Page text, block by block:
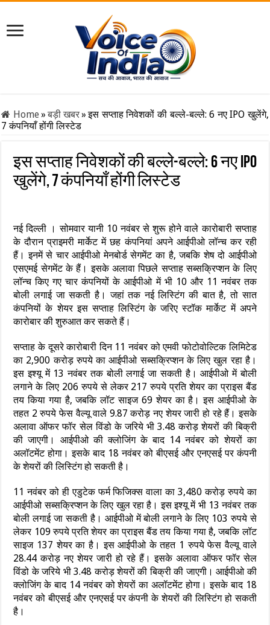
Home»बड़ी खबर» इस सप्ताह निवेशकों की बल्ले-बल्ले: 6 नए IPO खुलेंगे,
7 कंपनियाँ होंगी लिस्टेड
इस सप्ताह निवेशकों की बल्ले-बल्ले: 6 नए IPO
खुलेंगे, 7 कंपनियाँ होंगी लिस्टेड
नई दिल्ली । सोमवार यानी 10 नवंबर से शुरू होने वाले कारोबारी सप्ताह
के दौरान प्राइमरी मार्केट में छह कंपनियां अपने आईपीओ लॉन्च कर रही
हैं। इनमें से चार आईपीओ मेनबोर्ड सेगमेंट का है, जबकि शेष दो आईपीओ
एसएमई सेगमेंट के हैं। इसके अलावा पिछले सप्ताह सब्सक्रिप्शन के लिए
लॉन्च किए गए चार कंपनियों के आईपीओ में भी 10 और 11 नवंबर तक
बोली लगाई जा सकती है। जहां तक नई लिस्टिंग की बात है, तो सात
कंपनियों के शेयर इस सप्ताह लिस्टिंग के जरिए स्टॉक मार्केट में अपने
कारोबार की शुरुआत कर सकते हैं।
सप्ताह के दूसरे कारोबारी दिन 11 नवंबर को एमवी फोटोवोल्टिक लिमिटेड
का 2,900 करोड़ रुपये का आईपीओ सब्सक्रिप्शन के लिए खुल रहा है।
इस इश्यू में 13 नवंबर तक बोली लगाई जा सकती है। आईपीओ में बोली
लगाने के लिए 206 रुपये से लेकर 217 रुपये प्रति शेयर का प्राइस बैंड
तय किया गया है, जबकि लॉट साइज 69 शेयर का है। इस आईपीओ के
तहत 2 रुपये फेस वैल्यू वाले 9.87 करोड़ नए शेयर जारी हो रहे हैं। इसके
अलावा ऑफर फॉर सेल विंडो के जरिये भी 3.48 करोड़ शेयरों की बिक्री
की जाएगी। आईपीओ की क्लोजिंग के बाद 14 नवंबर को शेयरों का
अलॉटमेंट होगा। इसके बाद 18 नवंबर को बीएसई और एनएसई पर कंपनी
के शेयरों की लिस्टिंग हो सकती है।
11 नवंबर को ही एडुटेक फर्म फिजिक्स वाला का 3,480 करोड़ रुपये का
आईपीओ सब्सक्रिप्शन के लिए खुल रहा है। इस इश्यू में भी 13 नवंबर तक
बोली लगाई जा सकती है। आईपीओ में बोली लगाने के लिए 103 रुपये से
लेकर 109 रुपये प्रति शेयर का प्राइस बैंड तय किया गया है, जबकि लॉट
साइज 137 शेयर का है। इस आईपीओ के तहत 1 रुपये फेस वैल्यू वाले
28.44 करोड़ नए शेयर जारी हो रहे हैं। इसके अलावा ऑफर फॉर सेल
विंडो के जरिये भी 3.48 करोड़ शेयरों की बिक्री की जाएगी। आईपीओ की
क्लोजिंग के बाद 14 नवंबर को शेयरों का अलॉटमेंट होगा। इसके बाद 18
नवंबर को बीएसई और एनएसई पर कंपनी के शेयरों की लिस्टिंग हो सकती
है।